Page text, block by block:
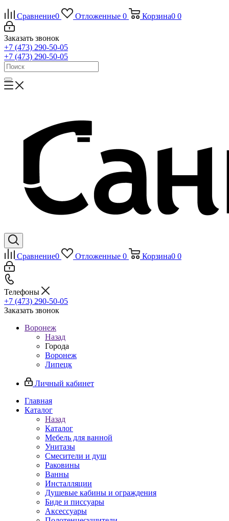
Сравнение0 Отложенные 0 Корзина0 0
Заказать звонок
+7 (473) 290-50-05
+7 (473) 290-50-05
Сравнение0 Отложенные 0 Корзина0 0
Телефоны
+7 (473) 290-50-05
Заказать звонок
Воронеж
Назад
Города
Воронеж
Липецк
Личный кабинет
Главная
Каталог
Назад
Каталог
Мебель для ванной
Унитазы
Смесители и душ
Раковины
Ванны
Инсталляции
Душевые кабины и ограждения
Биде и писсуары
Аксессуары